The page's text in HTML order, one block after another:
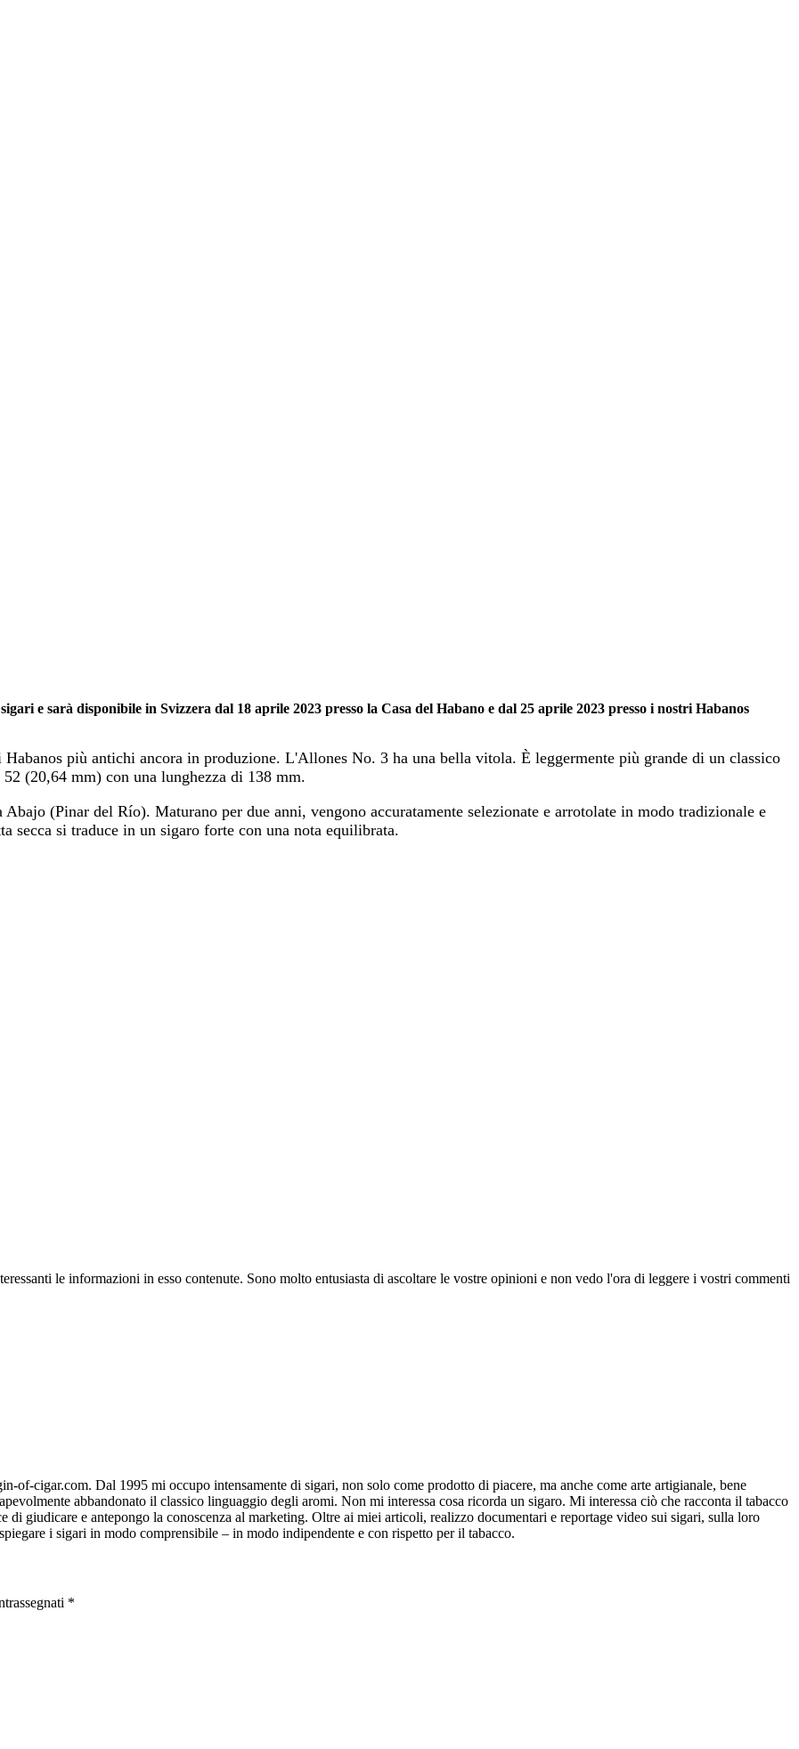
e sarà disponibile in Svizzera dal 18 aprile 2023 presso la Casa del Habano e dal 25 aprile 2023 presso i nostri Habanos
più antichi ancora in produzione. L'Allones No. 3 ha una bella vitola. È leggermente più grande di un classico
(20,64 mm) con una lunghezza di 138 mm.
(Pinar del Río). Maturano per due anni, vengono accuratamente selezionate e arrotolate in modo tradizionale e
secca si traduce in un sigaro forte con una nota equilibrata.
le informazioni in esso contenute. Sono molto entusiasta di ascoltare le vostre opinioni e non vedo l'ora di leggere i vostri commenti
of-cigar.com. Dal 1995 mi occupo intensamente di sigari, non solo come prodotto di piacere, ma anche come arte artigianale, bene
abbandonato il classico linguaggio degli aromi. Non mi interessa cosa ricorda un sigaro. Mi interessa ciò che racconta il tabacco
di giudicare e antepongo la conoscenza al marketing. Oltre ai miei articoli, realizzo documentari e reportage video sui sigari, sulla loro
i sigari in modo comprensibile – in modo indipendente e con rispetto per il tabacco.
*